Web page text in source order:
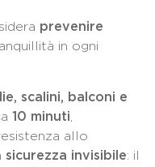
prevenire
in ogni
scalini, balconi e
10 minuti
allo
sicurezza invisibile: il